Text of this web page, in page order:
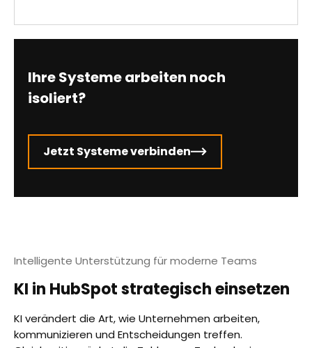
Ihre Systeme arbeiten noch
isoliert?
Jetzt Systeme verbinden
Intelligente Unterstützung für moderne Teams
KI in HubSpot strategisch einsetzen
KI verändert die Art, wie Unternehmen arbeiten,
kommunizieren und Entscheidungen treffen.